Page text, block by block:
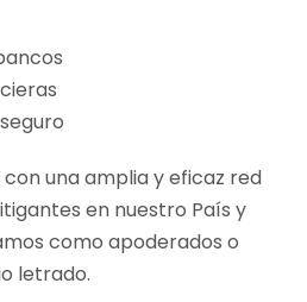
una amplia y eficaz red
en nuestro País y
como apoderados o
letrado.